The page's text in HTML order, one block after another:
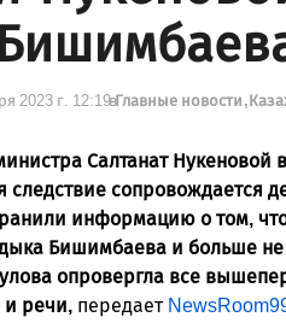
2023 г. 12:19вГлавные новости
Салтанат
сопровождается
информацию о том,
Бишимбаева и больше
опровергла все
и речи, передает